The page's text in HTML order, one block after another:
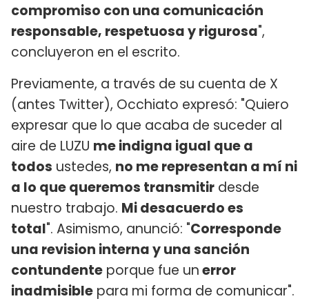
compromiso con una comunicación
responsable, respetuosa y rigurosa",
concluyeron en el escrito.
Previamente, a través de su cuenta de X
(antes Twitter), Occhiato expresó: "Quiero
expresar que lo que acaba de suceder al
aire de LUZU me indigna igual que a
todos ustedes, no me representan a mí ni
a lo que queremos transmitir desde
nuestro trabajo. Mi desacuerdo es
total". Asimismo, anunció: "Corresponde
una revision interna y una sanción
contundente porque fue unerror
inadmisible para mi forma de comunicar".